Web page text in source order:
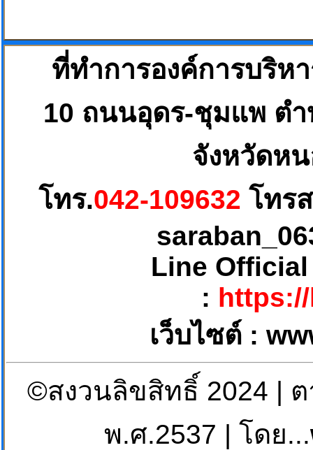
ที่ทำการองค์การบริห
10 ถนนอุดร-ชุมแพ ตำ
จังหวัดห
โทร.042-109632 โทร
Line
:
เว็บไซต์ :
©สงวนลิขสิทธิ์ 2024 |
พ.ศ.2537 | โดย...